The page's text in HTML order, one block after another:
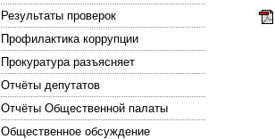
Результаты проверок
Профилактика коррупции
Прокуратура разъясняет
Отчёты депутатов
Отчёты Общественной палаты
Общественное обсуждение